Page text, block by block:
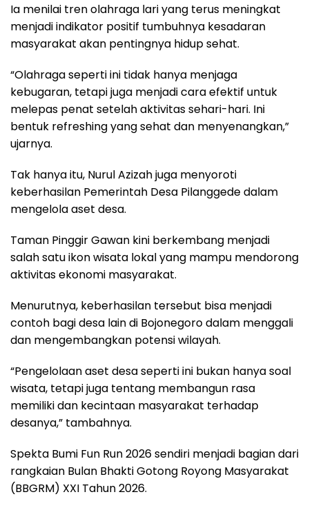
Ia menilai tren olahraga lari yang terus meningkat
menjadi indikator positif tumbuhnya kesadaran
masyarakat akan pentingnya hidup sehat.
“Olahraga seperti ini tidak hanya menjaga
kebugaran, tetapi juga menjadi cara efektif untuk
melepas penat setelah aktivitas sehari-hari. Ini
bentuk refreshing yang sehat dan menyenangkan,”
ujarnya.
Tak hanya itu, Nurul Azizah juga menyoroti
keberhasilan Pemerintah Desa Pilanggede dalam
mengelola aset desa.
Taman Pinggir Gawan kini berkembang menjadi
salah satu ikon wisata lokal yang mampu mendorong
aktivitas ekonomi masyarakat.
Menurutnya, keberhasilan tersebut bisa menjadi
contoh bagi desa lain di Bojonegoro dalam menggali
dan mengembangkan potensi wilayah.
“Pengelolaan aset desa seperti ini bukan hanya soal
wisata, tetapi juga tentang membangun rasa
memiliki dan kecintaan masyarakat terhadap
desanya,” tambahnya.
Spekta Bumi Fun Run 2026 sendiri menjadi bagian dari
rangkaian Bulan Bhakti Gotong Royong Masyarakat
(BBGRM) XXI Tahun 2026.